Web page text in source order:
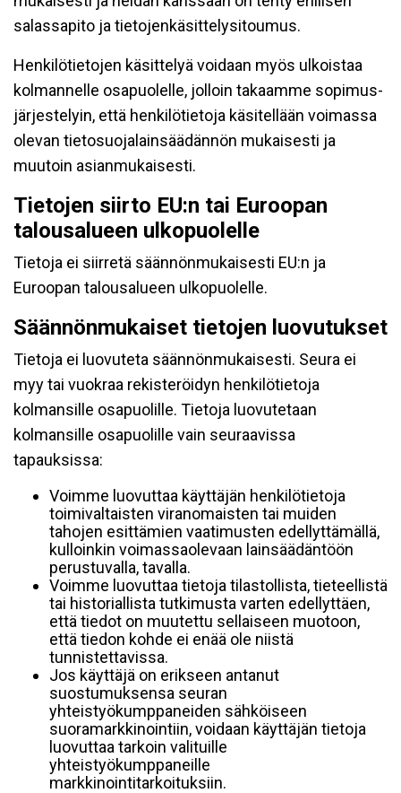
salassapito ja tietojenkäsittelysitoumus.
Henkilötietojen käsittelyä voidaan myös ulkoistaa
kolmannelle osapuolelle, jolloin takaamme sopimus-
järjestelyin, että henkilötietoja käsitellään voimassa
olevan tietosuojalainsäädännön mukaisesti ja
muutoin asianmukaisesti.
Tietojen siirto EU:n tai Euroopan
talousalueen ulkopuolelle
Tietoja ei siirretä säännönmukaisesti EU:n ja
Euroopan talousalueen ulkopuolelle.
Säännönmukaiset tietojen luovutukset
Tietoja ei luovuteta säännönmukaisesti. Seura ei
myy tai vuokraa rekisteröidyn henkilötietoja
kolmansille osapuolille. Tietoja luovutetaan
kolmansille osapuolille vain seuraavissa
tapauksissa:
Voimme luovuttaa käyttäjän henkilötietoja
toimivaltaisten viranomaisten tai muiden
tahojen esittämien vaatimusten edellyttämällä,
kulloinkin voimassaolevaan lainsäädäntöön
perustuvalla, tavalla.
Voimme luovuttaa tietoja tilastollista, tieteellistä
tai historiallista tutkimusta varten edellyttäen,
että tiedot on muutettu sellaiseen muotoon,
että tiedon kohde ei enää ole niistä
tunnistettavissa.
Jos käyttäjä on erikseen antanut
suostumuksensa seuran
yhteistyökumppaneiden sähköiseen
suoramarkkinointiin, voidaan käyttäjän tietoja
luovuttaa tarkoin valituille
yhteistyökumppaneille
markkinointitarkoituksiin.